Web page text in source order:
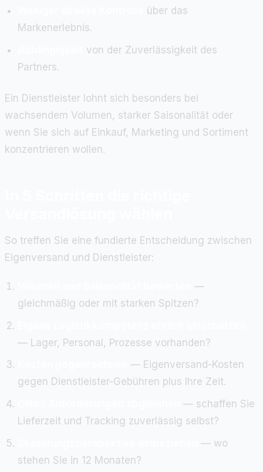
über das
Markenerlebnis.
von der Zuverlässigkeit des
Partners.
Ein Dienstleister lohnt sich besonders bei
wachsendem Volumen, starker Saisonalität oder
wenn Sie sich auf Einkauf, Marketing und Sortiment
konzentrieren wollen.
So treffen Sie eine fundierte Entscheidung zwischen
Eigenversand und Dienstleister:
—
gleichmäßig oder mit starken Spitzen?
— Lager, Personal, Prozesse vorhanden?
— Eigenversand-Kosten
gegen Dienstleister-Gebühren plus Ihre Zeit.
— schaffen Sie
Lieferzeit und Tracking zuverlässig selbst?
— wo
stehen Sie in 12 Monaten?